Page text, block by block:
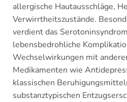
allergische Hautausschläge,
Verwirrtheitszustände.
verdient das
lebensbedrohliche
Wechselwirkungen mit
Medikamenten wie
klassischen
substanztypischen